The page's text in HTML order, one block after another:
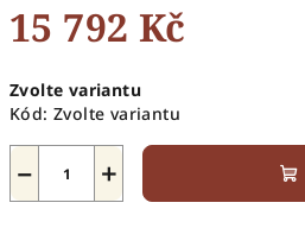
15 792 Kč
cena:
Zvolte variantu
Kód: Zvolte variantu
+
−